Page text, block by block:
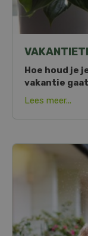
Hoe houd je
vakantie gaat
Lees meer...